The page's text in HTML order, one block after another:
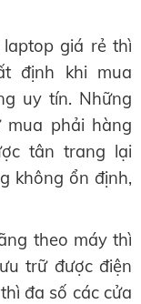
giá rẻ thì
định khi mua
uy tín. Những
phải hàng
tân trang lại
không ổn định,
theo máy thì
trữ được điện
đa số các cửa